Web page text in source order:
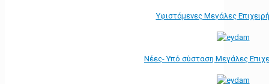
Υφιστάμενες Μεγάλες
Νέες- Υπό σύσταση Μεγάλες